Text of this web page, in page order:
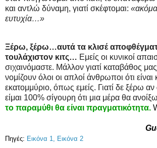
και αντλώ δύναμη, γιατί σκέφτομαι: «ακόμα
ευτυχία…»
Ξέρω, ξέρω…αυτά τα κλισέ
τουλάχιστον κιτς… Εμείς οι κυνικοί
σιχαινόμαστε. Μάλλον γιατί καταβάθος μας
νομίζουν όλοι οι απλοί άνθρωποι ότι είναι
εκατομμύριο, όπως εμείς. Γιατί δε ξέρω
είμαι 100% σίγουρη ότι μια μέρα θα
το παραμύθι θα είναι πραγματικότητα.
Πηγές: Εικόνα 1, Εικόνα 2